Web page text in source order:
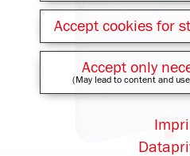
Accept cookies for
Accept only
(May lead to content and